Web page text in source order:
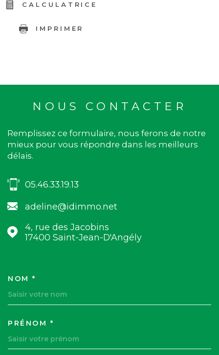
CALCULATRICE
IMPRIMER
NOUS CONTACTER
Remplissez ce formulaire, nous ferons de notre
mieux pour vous répondre dans les meilleurs
délais.
05.46.33.19.13
adeline@idimmo.net
4, rue des Jacobins
17400
Saint-Jean-D'Angély
NOM *
PRÉNOM *